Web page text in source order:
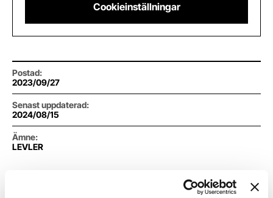
Cookieinställningar
Postad:
2023/09/27
Senast uppdaterad:
2024/08/15
Ämne:
LEVLER